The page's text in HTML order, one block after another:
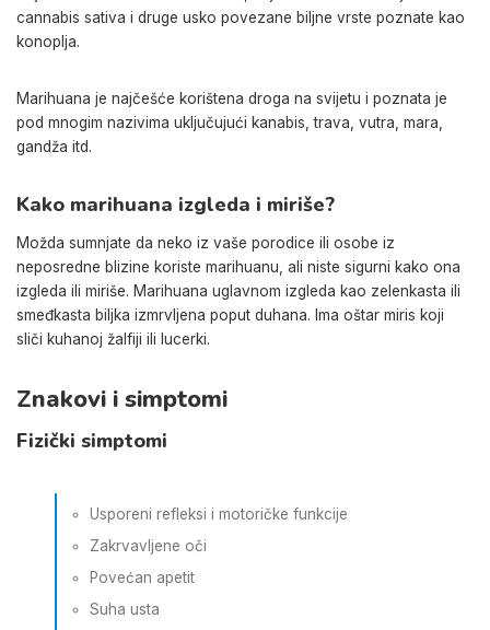
cannabis sativa i druge usko povezane biljne vrste poznate kao
konoplja.
Marihuana je najčešće korištena droga na svijetu i poznata je
pod mnogim nazivima uključujući kanabis, trava, vutra, mara,
gandža itd.
Kako marihuana izgleda i miriše?
Možda sumnjate da neko iz vaše porodice ili osobe iz
neposredne blizine koriste marihuanu, ali niste sigurni kako ona
izgleda ili miriše. Marihuana uglavnom izgleda kao zelenkasta ili
smeđkasta biljka izmrvljena poput duhana. Ima oštar miris koji
sliči kuhanoj žalfiji ili lucerki.
Znakovi i simptomi
Fizički simptomi
Usporeni refleksi i motoričke funkcije
Zakrvavljene oči
Povećan apetit
Suha usta